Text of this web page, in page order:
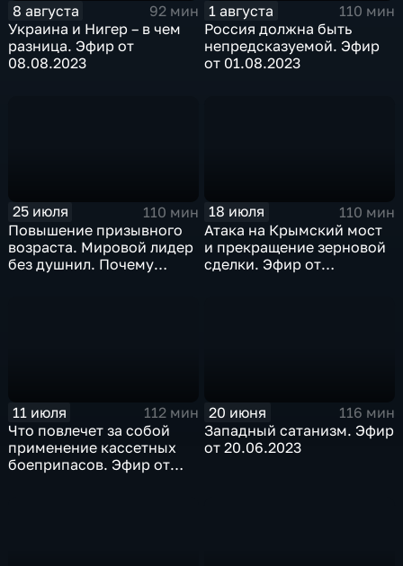
8 августа
92 мин
Украина и Нигер – в чем
разница. Эфир от
08.08.2023
1 августа
110 мин
Россия должна быть
непредсказуемой. Эфир
от 01.08.2023
25 июля
110 мин
Повышение призывного
возраста. Мировой лидер
без душнил. Почему
18 июля
110 мин
Атака на Крымский мост
и прекращение зерновой
сделки. Эфир от
11 июля
112 мин
Что повлечет за собой
применение кассетных
боеприпасов. Эфир от
20 июня
116 мин
Западный сатанизм. Эфир
от 20.06.2023